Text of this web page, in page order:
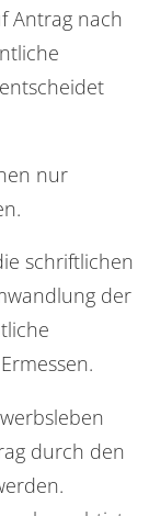
Antrag nach
nur
schriftlichen
der
durch den